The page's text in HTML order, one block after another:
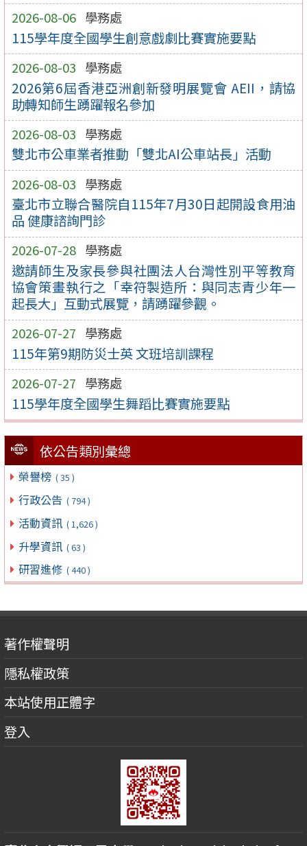
2026-08-06 學務處
115學年度全國學生創意戲劇比賽實施要點
2026-08-03 學務處
2026第6屆香港亞洲創新發明展覽會 AEII，請協
助轉知師生踴躍報名參加
2026-08-03 學務處
雙北市公車業者推動「雙北AI公車站長」活動
2026-08-03 學務處
臺北市立聯合醫院自115年7月30日起開設食用油
品 健康諮詢門診
2026-07-28 學務處
邀請師生及家長參與社團法人台灣性別平等教育
協會策畫執行之「幸符製造所：與同志青少年一
起長大」互動式展覽，請踴躍參觀。
2026-07-27 學務處
115年第9期防災士英 文班培訓課程
2026-07-27 學務處
115學年度全國學生舞蹈比賽實施要點
依公告類別彙總
榮譽榜 ( 35 )
行政公告 ( 794 )
活動資訊 ( 1,626 )
升學資訊 ( 63 )
研習進修 ( 440 )
著作權聲明
隱私權政策
本站使用正體字
登入